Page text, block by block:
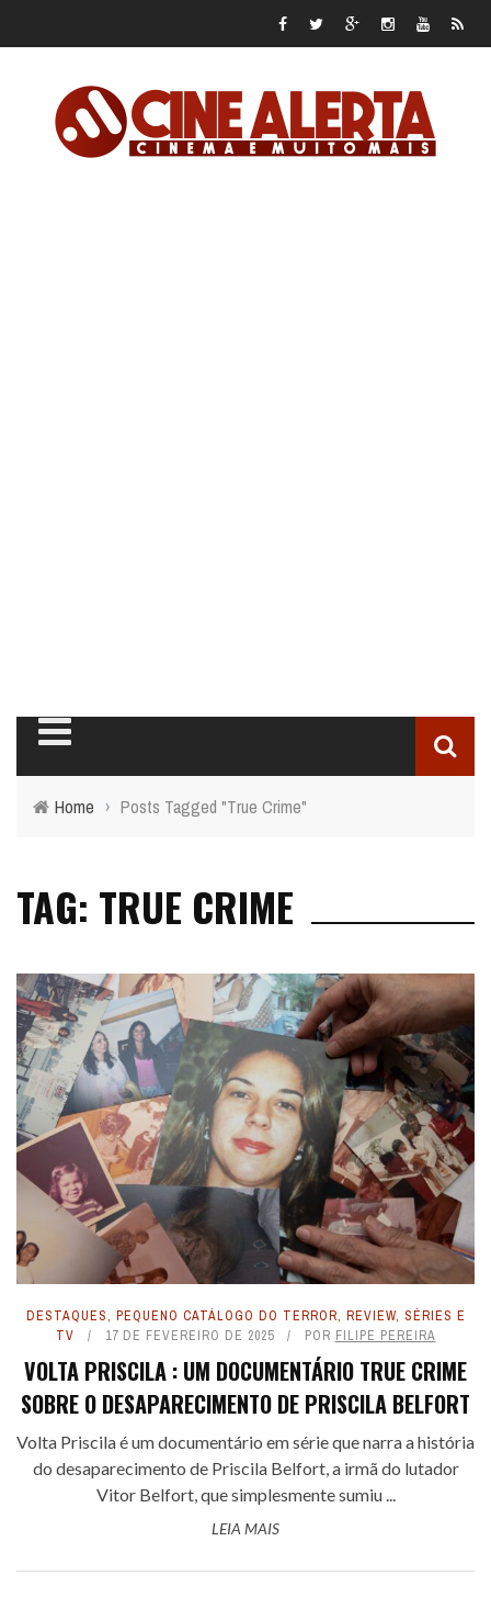
Home › Posts Tagged "True Crime"
TAG: TRUE CRIME
DESTAQUES, PEQUENO CATÁLOGO DO TERROR, REVIEW, SÉRIES E
TV
17 DE FEVEREIRO DE 2025 POR FILIPE PEREIRA
VOLTA PRISCILA : UM DOCUMENTÁRIO TRUE CRIME
SOBRE O DESAPARECIMENTO DE PRISCILA BELFORT
Volta Priscila é um documentário em série que narra a história
do desaparecimento de Priscila Belfort, a irmã do lutador
Vitor Belfort, que simplesmente sumiu ...
LEIA MAIS